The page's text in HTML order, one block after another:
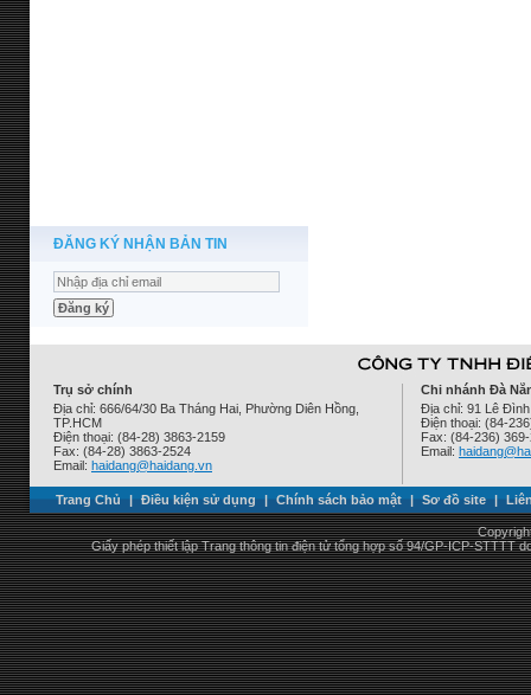
ĐĂNG KÝ NHẬN BẢN TIN
Trụ sở chính
Địa chỉ: 666/64/30 Ba Tháng Hai, Phường Diên Hồng,
TP.HCM
Điện thoại: (84-28) 3863-2159
Fax: (84-28) 3863-2524
Email: haidang@haidang.vn
Chi nhánh Đà
Địa chỉ: 91 Lê
Điện thoại: (84-
Fax: (84-236)
Email:
Trang Chủ | Điều kiện sử dụng | Chính sách bảo mật | Sơ đồ site |
Giấy phép thiết lập Trang thông tin điện tử tổng hợp số 94/GP-ICP-STTTT